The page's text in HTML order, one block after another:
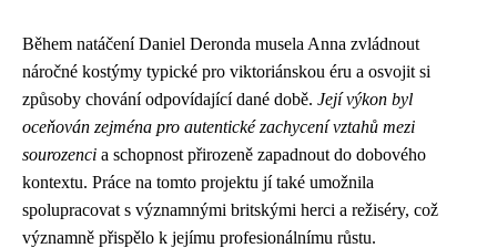
Během natáčení Daniel Deronda musela Anna zvládnout
náročné kostýmy typické pro viktoriánskou éru a osvojit si
způsoby chování odpovídající dané době. Její výkon byl
oceňován zejména pro autentické zachycení vztahů mezi
sourozenci a schopnost přirozeně zapadnout do dobového
kontextu. Práce na tomto projektu jí také umožnila
spolupracovat s významnými britskými herci a režiséry, což
významně přispělo k jejímu profesionálnímu růstu.